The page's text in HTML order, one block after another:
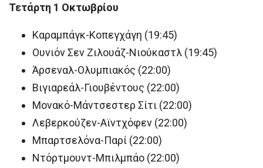
Τετάρτη 1 Οκτωβρίου
Καραμπάγκ-Κοπεγχάγη (19:45)
Ουνιόν Σεν Ζιλουάζ-Νιούκαστλ (19:45)
Άρσεναλ-Ολυμπιακός (22:00)
Βιγιαρεάλ-Γιουβέντους (22:00)
Μονακό-Μάντσεστερ Σίτι (22:00)
Λεβερκούζεν-Αϊντχόφεν (22:00)
Μπαρτσελόνα-Παρί (22:00)
Ντόρτμουντ-Μπιλμπάο (22:00)